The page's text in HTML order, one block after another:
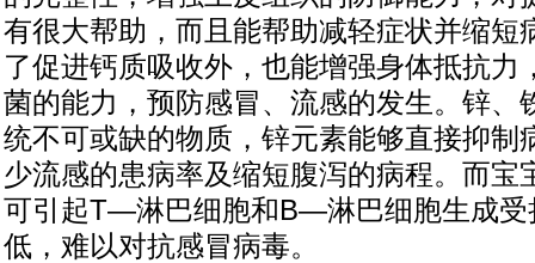
有很大帮助，而且能帮助减轻症状并缩短
了促进钙质吸收外，也能增强身体抵抗力
菌的能力，预防感冒、流感的发生。锌、
统不可或缺的物质，锌元素能够直接抑制
少流感的患病率及缩短腹泻的病程。而宝
可引起T—淋巴细胞和B—淋巴细胞生成受
低，难以对抗感冒病毒。